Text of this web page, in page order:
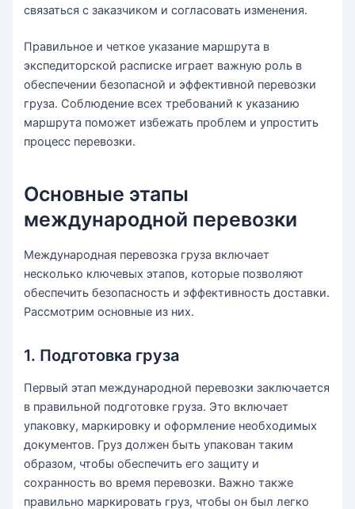
связаться с заказчиком и согласовать изменения.
Правильное и четкое указание маршрута в
экспедиторской расписке играет важную роль в
обеспечении безопасной и эффективной перевозки
груза. Соблюдение всех требований к указанию
маршрута поможет избежать проблем и упростить
процесс перевозки.
Основные этапы
международной перевозки
Международная перевозка груза включает
несколько ключевых этапов, которые позволяют
обеспечить безопасность и эффективность доставки.
Рассмотрим основные из них.
1. Подготовка груза
Первый этап международной перевозки заключается
в правильной подготовке груза. Это включает
упаковку, маркировку и оформление необходимых
документов. Груз должен быть упакован таким
образом, чтобы обеспечить его защиту и
сохранность во время перевозки. Важно также
правильно маркировать груз, чтобы он был легко